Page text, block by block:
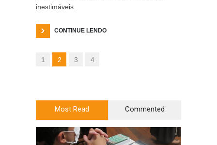
inestimáveis.
CONTINUE LENDO
1 2 3 4
Most Read Commented